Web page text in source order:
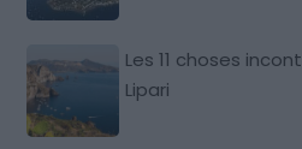
Les 11 choses
Lipari